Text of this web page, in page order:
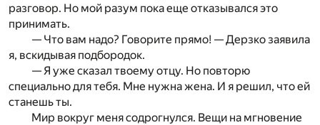
разговор. Но мой разум пока еще отказывался это
принимать.
— Что вам надо? Говорите прямо! — Дерзко заявила
я, вскидывая подбородок.
— Я уже сказал твоему отцу. Но повторю
специально для тебя. Мне нужна жена. И я решил, что ей
станешь ты.
Мир вокруг меня содрогнулся. Вещи на мгновение